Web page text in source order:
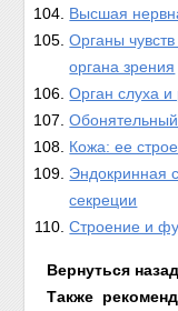
Высшая
Органы
органа зрения
Орган слуха и
Кожа: ее
Эндокринная
секреции
Строение и
Вернуться
Также